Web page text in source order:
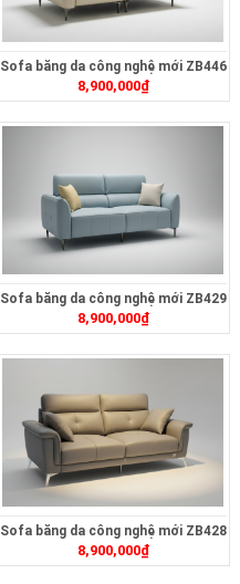
Sofa băng da công nghệ mới ZB446
8,900,000₫
Sofa băng da công nghệ mới ZB429
8,900,000₫
Sofa băng da công nghệ mới ZB428
8,900,000₫